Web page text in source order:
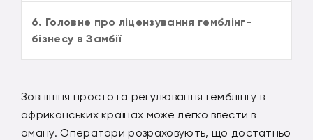
6. Головне про ліцензування гемблінг-
бізнесу в Замбії
Зовнішня простота регулювання гемблінгу в
африканських країнах може легко ввести в
оману. Оператори розраховують, що достатньо